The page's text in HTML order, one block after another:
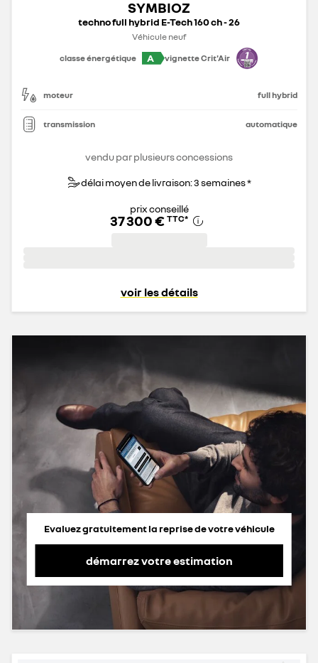
SYMBIOZ
techno full hybrid E-Tech 160 ch - 26
Véhicule neuf
classe énergétique
A vignette Crit'Air
moteur full hybrid
transmission automatique
vendu par plusieurs concessions
délai moyen de livraison: 3 semaines *
prix conseillé
37 300 € TTC*
voir les détails
Evaluez gratuitement la reprise de votre véhicule
démarrez votre estimation